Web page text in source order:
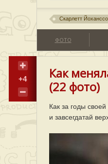
Скарлетт
ФОТО
+4
Как
(22 фото)
Как за годы
и завсегдатай